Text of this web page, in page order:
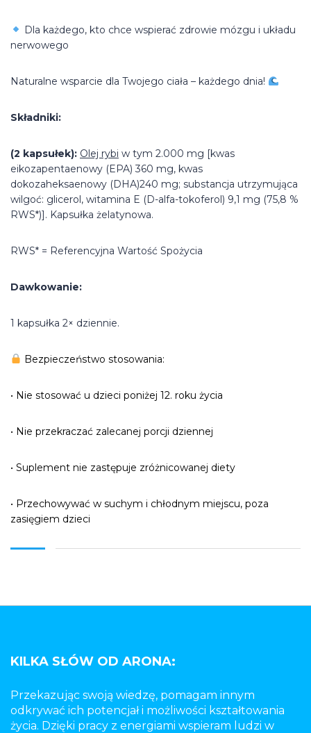
Dla każdego, kto chce wspierać zdrowie mózgu i układu
nerwowego
Naturalne wsparcie dla Twojego ciała – każdego dnia!
Składniki:
(2 kapsułek): Olej rybi w tym 2.000 mg [kwas
eikozapentaenowy (EPA) 360 mg, kwas
dokozaheksaenowy (DHA)240 mg; substancja utrzymująca
wilgoć: glicerol, witamina E (D-alfa-tokoferol) 9,1 mg (75,8 %
RWS*)]. Kapsułka żelatynowa.
RWS* = Referencyjna Wartość Spożycia
Dawkowanie:
1 kapsułka 2× dziennie.
Bezpieczeństwo stosowania:
• Nie stosować u dzieci poniżej 12. roku życia
• Nie przekraczać zalecanej porcji dziennej
• Suplement nie zastępuje zróżnicowanej diety
• Przechowywać w suchym i chłodnym miejscu, poza
zasięgiem dzieci
KILKA SŁÓW OD ARONA:
Przekazując swoją wiedzę, pomagam innym
odkrywać ich potencjał i możliwości kształtowania
życia. Dzięki pracy z energiami wspieram ludzi w